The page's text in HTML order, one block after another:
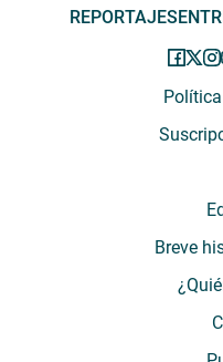
REPORTAJES
Breve